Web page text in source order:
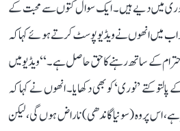
میں دیے ہیں۔ ایک سوال کتوں سے محبت کے
میں انھوں نے ویڈیو پوسٹ کرتے ہوئے کہا کہ
کے ساتھ رہنے کا حق حاصل ہے۔‘‘ ویڈیو میں
پالتو کتے ’نوری‘ کو بھی دکھایا۔ انھوں نے کہا کہ
اس پر وہ (سونیا گاندھی) ناراض ہوں گی، لیکن